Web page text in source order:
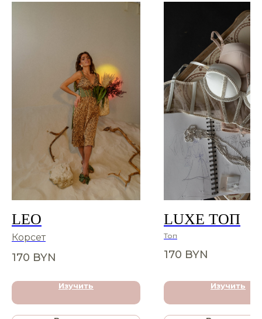
LEO
Корсет
170 BYN
Изучить
LUXE ТОП
Топ
170 BYN
Изучить